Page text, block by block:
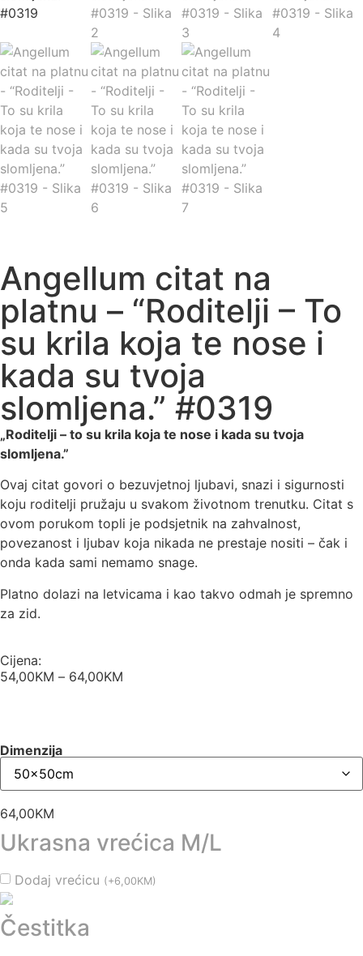
Angellum citat na
platnu – “Roditelji – To
su krila koja te nose i
kada su tvoja
slomljena.” #0319
„Roditelji – to su krila koja te nose i kada su tvoja
slomljena.”
Ovaj citat govori o bezuvjetnoj ljubavi, snazi i sigurnosti
koju roditelji pružaju u svakom životnom trenutku. Citat s
ovom porukom topli je podsjetnik na zahvalnost,
povezanost i ljubav koja nikada ne prestaje nositi – čak i
onda kada sami nemamo snage.
Platno dolazi na letvicama i kao takvo odmah je spremno
za zid.
Cijena:
54,00KM – 64,00KM
Dimenzija
64,00KM
Ukrasna vrećica M/L
Dodaj vrećicu (+6,00KM)
Čestitka